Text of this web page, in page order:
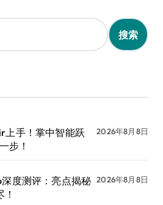
上手！掌中智能跃
步！
2026年8月8日
度测评：亮点揭秘 2026年8月8日